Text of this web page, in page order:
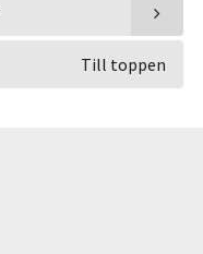
Till toppen